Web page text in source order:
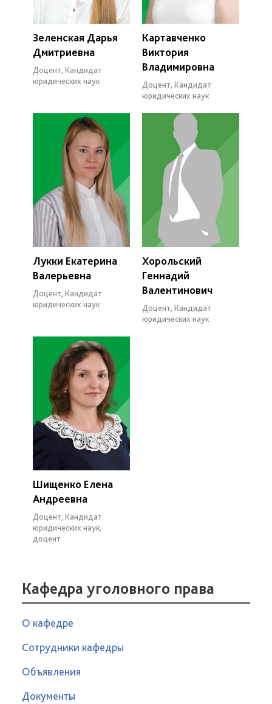
Зеленская Дарья
Дмитриевна
Доцент, Кандидат
юридических наук
Картавченко
Виктория
Владимировна
Доцент, Кандидат
юридических наук
Лукки Екатерина
Валерьевна
Доцент, Кандидат
юридических наук
Хорольский
Геннадий
Валентинович
Доцент, Кандидат
юридических наук
Шищенко Елена
Андреевна
Доцент, Кандидат
юридических наук,
доцент
Кафедра уголовного права
О кафедре
Сотрудники кафедры
Объявления
Документы